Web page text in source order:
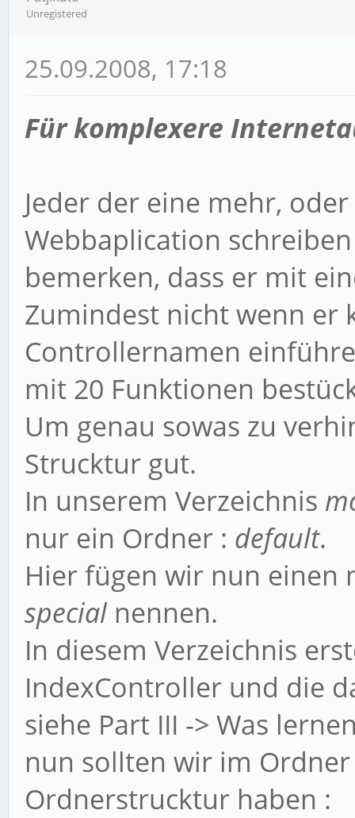
Unregistered
25.09.2008, 17:18
Für komplexere
Jeder der eine mehr,
Webbaplication
bemerken, dass er mit
Zumindest nicht wenn er
Controllernamen
mit 20 Funktionen
Um genau sowas zu
Strucktur gut.
In unserem Verzeichnis
nur ein Ordner : default.
Hier fügen wir nun einen
special nennen.
In diesem Verzeichnis
IndexController und die
siehe Part III -> Was
nun sollten wir im
Ordnerstrucktur haben :